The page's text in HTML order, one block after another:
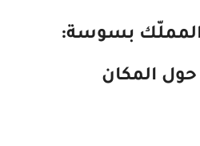
المملّك بسوسة:
حول المكان